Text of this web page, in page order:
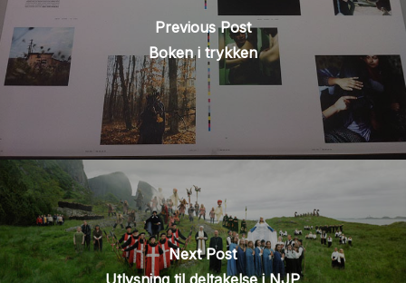
Previous Post
Boken i trykken
Next Post
Utlysning til deltakelse i NJP